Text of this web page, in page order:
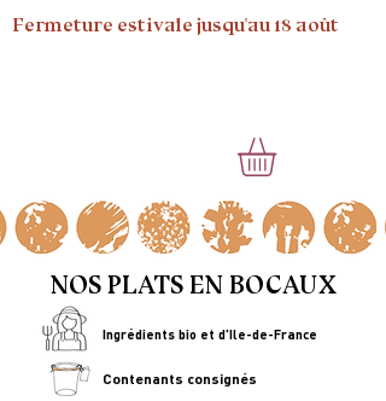
Fermeture estivale jusqu'au 18 août
NOS PLATS EN BOCAUX
Ingrédients bio et d'Ile-de-France
Contenants consignés